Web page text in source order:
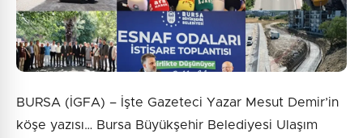
BURSA (İGFA) – İşte Gazeteci Yazar Mesut Demir’in
köşe yazısı… Bursa Büyükşehir Belediyesi Ulaşım